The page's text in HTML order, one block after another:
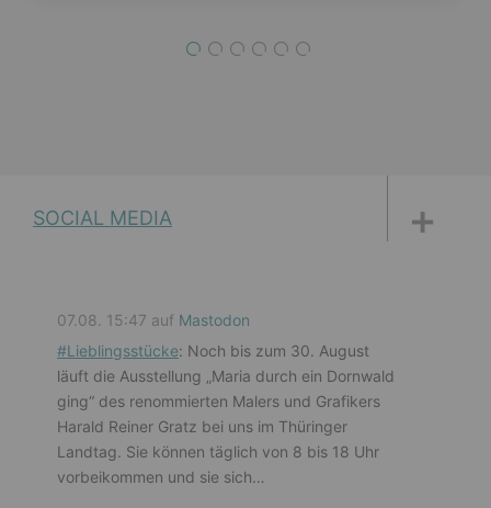
1 2 3 4 5
SOCIAL MEDIA
07.08. 15:47 auf Mastodon
#Lieblingsstücke: Noch bis zum 30. August
läuft die Ausstellung „Maria durch ein Dornwald
ging“ des renommierten Malers und Grafikers
Harald Reiner Gratz bei uns im Thüringer
Landtag. Sie können täglich von 8 bis 18 Uhr
vorbeikommen und sie sich…